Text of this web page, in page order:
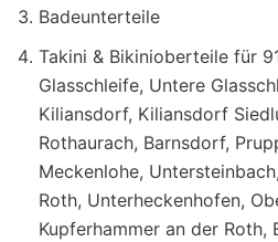
Badeunterteile
Takini & Bikinioberteile für
Glasschleife, Untere
Kiliansdorf, Kiliansdorf
Rothaurach, Barnsdorf,
Meckenlohe,
Roth, Unterheckenhofen,
Kupferhammer an der Roth,